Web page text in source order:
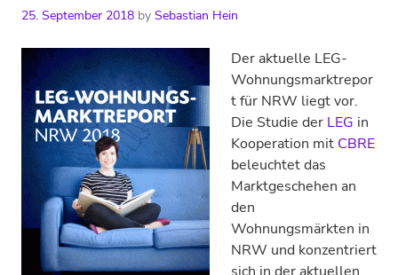
25. September 2018 by Sebastian Hein
Der aktuelle LEG-
Wohnungsmarktrepor
t für NRW liegt vor.
Die Studie der LEG in
Kooperation mit CBRE
beleuchtet das
Marktgeschehen an
den
Wohnungsmärkten in
NRW und konzentriert